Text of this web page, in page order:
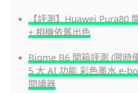
【評測】Huawei Pura80
+ 相機依舊出色
Bigme B6 開箱評測 (限時
5 大 AI 功能 彩色墨水 e-
閱讀器